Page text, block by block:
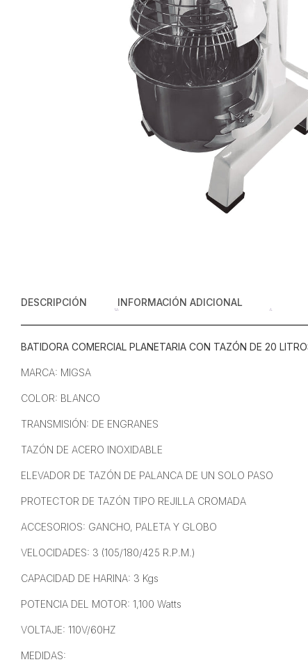
DESCRIPCIÓN INFORMACIÓN ADICIONAL
BATIDORA COMERCIAL PLANETARIA CON TAZÓN DE 20
MARCA: MIGSA
COLOR: BLANCO
TRANSMISIÓN: DE ENGRANES
TAZÓN DE ACERO INOXIDABLE
ELEVADOR DE TAZÓN DE PALANCA DE UN SOLO PASO
PROTECTOR DE TAZÓN TIPO REJILLA CROMADA
ACCESORIOS: GANCHO, PALETA Y GLOBO
VELOCIDADES: 3 (105/180/425 R.P.M.)
CAPACIDAD DE HARINA: 3 Kgs
POTENCIA DEL MOTOR: 1,100 Watts
VOLTAJE: 110V/60HZ
MEDIDAS: